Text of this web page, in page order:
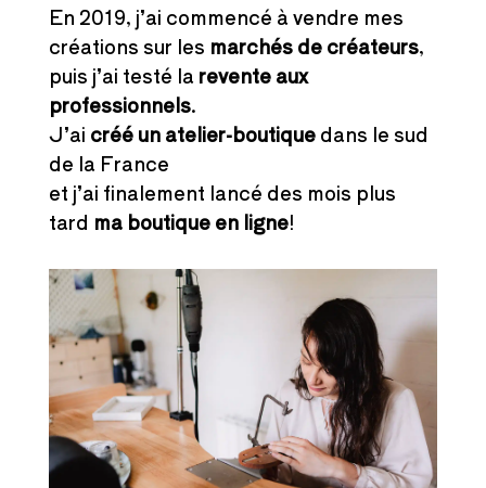
En 2019, j’ai commencé à vendre mes
créations sur les marchés de créateurs,
puis j’ai testé la revente aux
professionnels.
J’ai créé un atelier-boutiquedans le sud
de la France
et j’ai finalement lancé des mois plus
tard ma boutique en ligne!